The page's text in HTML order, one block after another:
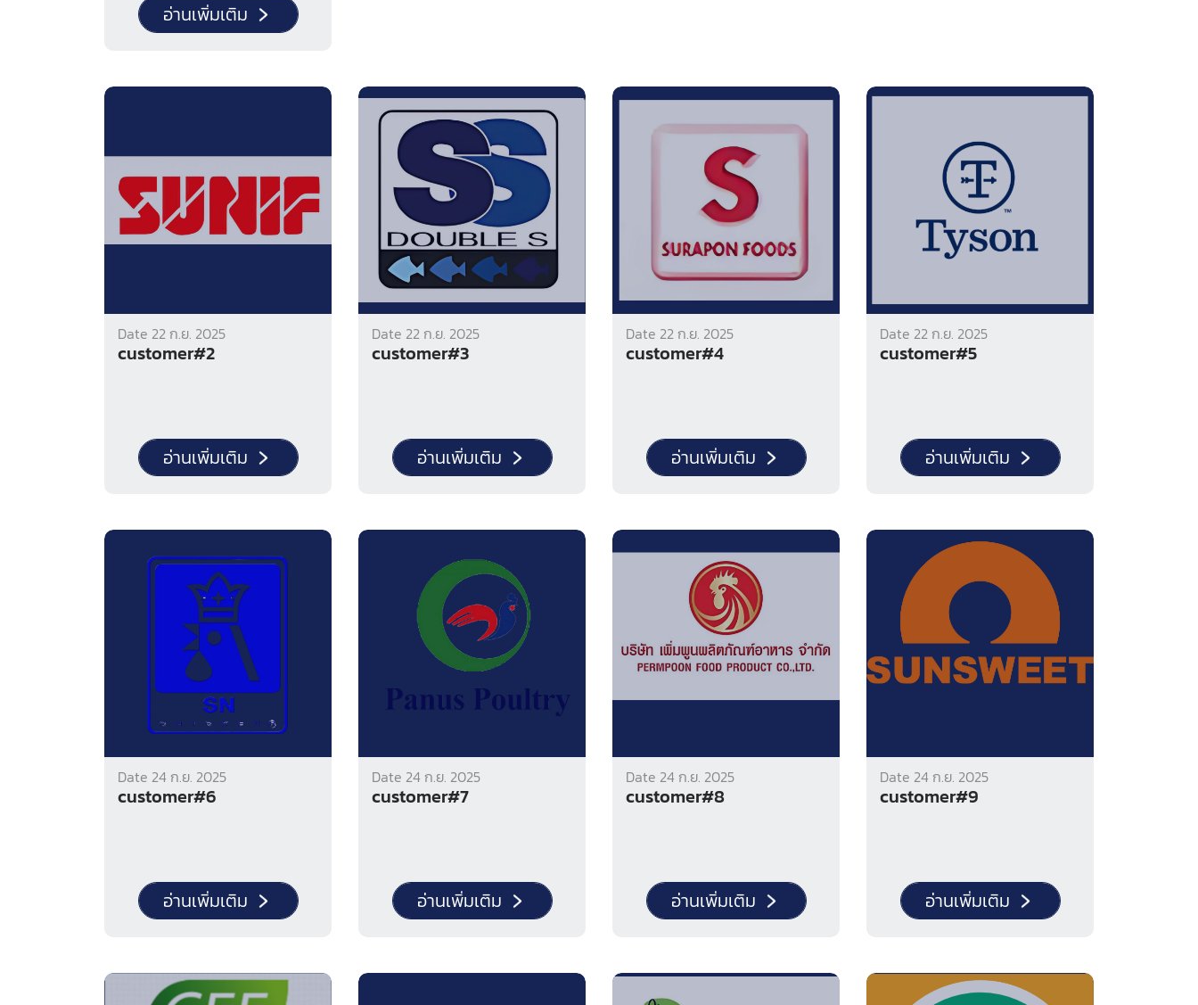
อ่านเพิ่มเติม
Date 22 ก.ย. 2025
customer#2
อ่านเพิ่มเติม
Date 22 ก.ย. 2025
customer#3
อ่านเพิ่มเติม
Date 22 ก.ย. 2025
customer#4
อ่านเพิ่มเติม
Date 22 ก.ย. 2025
customer#5
อ่านเพิ่มเติม
Date 24 ก.ย. 2025
customer#6
อ่านเพิ่มเติม
Date 24 ก.ย. 2025
customer#7
อ่านเพิ่มเติม
Date 24 ก.ย. 2025
customer#8
อ่านเพิ่มเติม
Date 24 ก.ย. 2025
customer#9
อ่านเพิ่มเติม